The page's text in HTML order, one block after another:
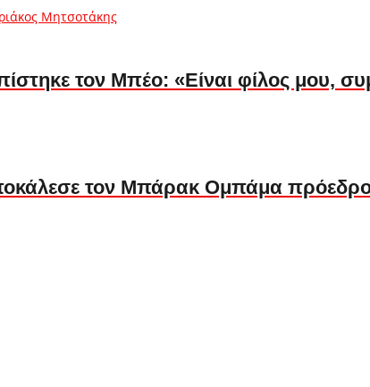
Μητσοτάκης
τον Μπέο: «Είναι φίλος μου,
τον Μπάρακ Ομπάμα